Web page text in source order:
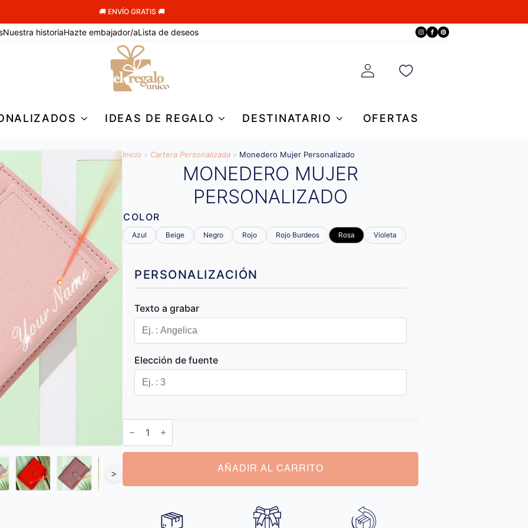
🚚 ENVÍO GRATIS 🚚
Nuestra historiaHazte embajador/aLista de deseos
IDEAS DE REGALO DESTINATARIO OFERTAS
>
Inicio » Cartera Personalizada » Monedero Mujer Personalizado
MONEDERO MUJER
PERSONALIZADO
COLOR
Azul Beige Negro Rojo Rojo Burdeos Rosa Violeta
PERSONALIZACIÓN
Texto a grabar
Elección de fuente
Monedero
Mujer
cantidad
AÑADIR AL CARRITO